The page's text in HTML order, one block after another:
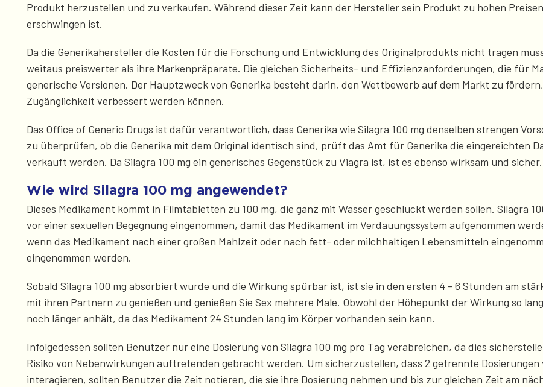
Produkt herzustellen und zu verkaufen. Während dieser Zeit kann der Hersteller sein Produkt zu hohen
erschwingen ist.
Da die Generikahersteller die Kosten für die Forschung und Entwicklung des Originalprodukts nicht tragen
weitaus preiswerter als ihre Markenpräparate. Die gleichen Sicherheits- und Effizienzanforderungen, die für
generische Versionen. Der Hauptzweck von Generika besteht darin, den Wettbewerb auf dem Markt zu
Zugänglichkeit verbessert werden können.
Das Office of Generic Drugs ist dafür verantwortlich, dass Generika wie Silagra 100 mg denselben strengen
zu überprüfen, ob die Generika mit dem Original identisch sind, prüft das Amt für Generika die eingereichten
verkauft werden. Da Silagra 100 mg ein generisches Gegenstück zu Viagra ist, ist es ebenso wirksam und sicher.
Wie wird Silagra 100 mg angewendet?
Dieses Medikament kommt in Filmtabletten zu 100 mg, die ganz mit Wasser geschluckt werden sollen. Silagra
vor einer sexuellen Begegnung eingenommen, damit das Medikament im Verdauungssystem aufgenommen
wenn das Medikament nach einer großen Mahlzeit oder nach fett- oder milchhaltigen Lebensmitteln
eingenommen werden.
Sobald Silagra 100 mg absorbiert wurde und die Wirkung spürbar ist, ist sie in den ersten 4 - 6 Stunden am
mit ihren Partnern zu genießen und genießen Sie Sex mehrere Male. Obwohl der Höhepunkt der Wirkung so
noch länger anhält, da das Medikament 24 Stunden lang im Körper vorhanden sein kann.
Infolgedessen sollten Benutzer nur eine Dosierung von Silagra 100 mg pro Tag verabreichen, da dies
Risiko von Nebenwirkungen auftretenden gebracht werden. Um sicherzustellen, dass 2 getrennte
interagieren, sollten Benutzer die Zeit notieren, die sie ihre Dosierung nehmen und bis zur gleichen Zeit am